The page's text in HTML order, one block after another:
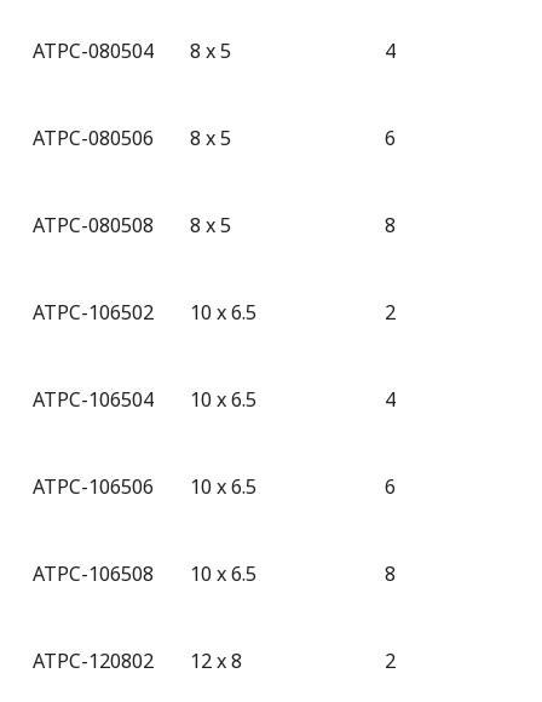
ATPC-080504 8 x 5 4
ATPC-080506 8 x 5 6
ATPC-080508 8 x 5 8
ATPC-106502 10 x 6.5 2
ATPC-106504 10 x 6.5 4
ATPC-106506 10 x 6.5 6
ATPC-106508 10 x 6.5 8
ATPC-120802 12 x 8 2